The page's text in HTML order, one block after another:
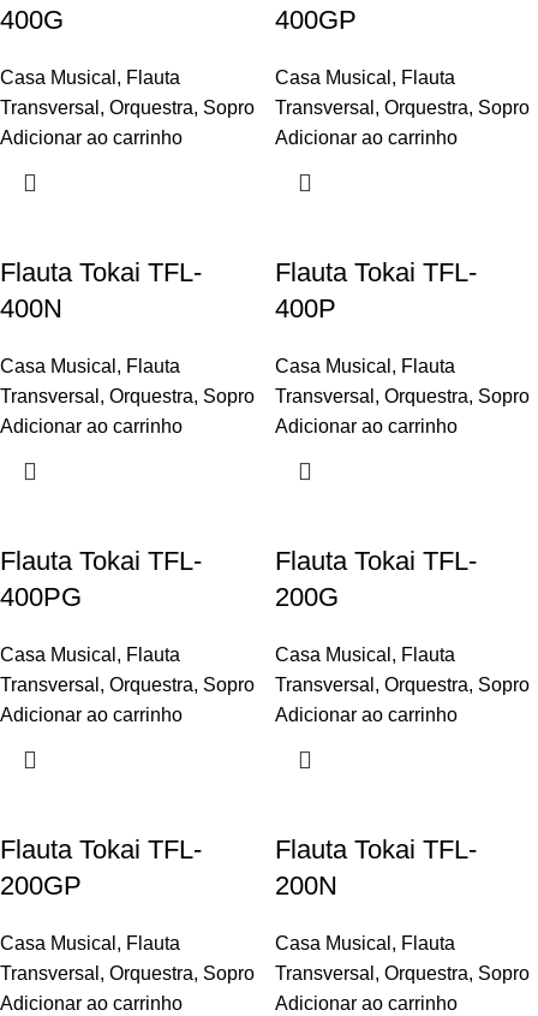
400G
Casa Musical , Flauta
Transversal , Orquestra, Sopro
Adicionar ao carrinho
400GP
Casa Musical , Flauta
Transversal , Orquestra, Sopro
Adicionar ao carrinho
Flauta Tokai TFL-
400N
Casa Musical , Flauta
Transversal , Orquestra, Sopro
Adicionar ao carrinho
Flauta Tokai TFL-
400P
Casa Musical , Flauta
Transversal , Orquestra, Sopro
Adicionar ao carrinho
Flauta Tokai TFL-
400PG
Casa Musical , Flauta
Transversal , Orquestra, Sopro
Adicionar ao carrinho
Flauta Tokai TFL-
200G
Casa Musical , Flauta
Transversal , Orquestra, Sopro
Adicionar ao carrinho
Flauta Tokai TFL-
200GP
Casa Musical , Flauta
Transversal , Orquestra, Sopro
Adicionar ao carrinho
Flauta Tokai TFL-
200N
Casa Musical , Flauta
Transversal , Orquestra, Sopro
Adicionar ao carrinho